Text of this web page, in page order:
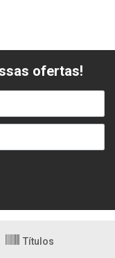
ofertas!
Títulos